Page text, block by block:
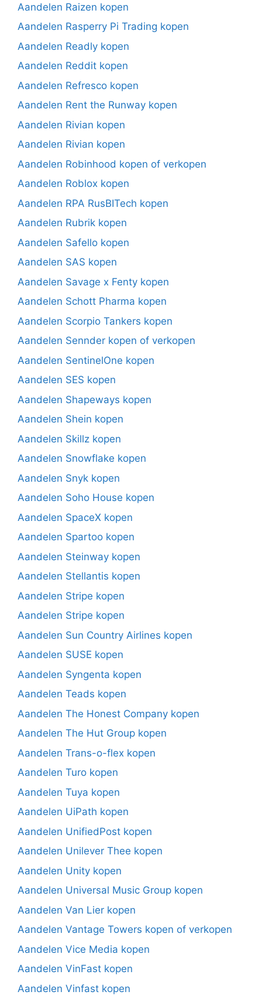
Aandelen Raizen kopen
Aandelen Rasperry Pi Trading kopen
Aandelen Readly kopen
Aandelen Reddit kopen
Aandelen Refresco kopen
Aandelen Rent the Runway kopen
Aandelen Rivian kopen
Aandelen Rivian kopen
Aandelen Robinhood kopen of verkopen
Aandelen Roblox kopen
Aandelen RPA RusBITech kopen
Aandelen Rubrik kopen
Aandelen Safello kopen
Aandelen SAS kopen
Aandelen Savage x Fenty kopen
Aandelen Schott Pharma kopen
Aandelen Scorpio Tankers kopen
Aandelen Sennder kopen of verkopen
Aandelen SentinelOne kopen
Aandelen SES kopen
Aandelen Shapeways kopen
Aandelen Shein kopen
Aandelen Skillz kopen
Aandelen Snowflake kopen
Aandelen Snyk kopen
Aandelen Soho House kopen
Aandelen SpaceX kopen
Aandelen Spartoo kopen
Aandelen Steinway kopen
Aandelen Stellantis kopen
Aandelen Stripe kopen
Aandelen Stripe kopen
Aandelen Sun Country Airlines kopen
Aandelen SUSE kopen
Aandelen Syngenta kopen
Aandelen Teads kopen
Aandelen The Honest Company kopen
Aandelen The Hut Group kopen
Aandelen Trans-o-flex kopen
Aandelen Turo kopen
Aandelen Tuya kopen
Aandelen UiPath kopen
Aandelen UnifiedPost kopen
Aandelen Unilever Thee kopen
Aandelen Unity kopen
Aandelen Universal Music Group kopen
Aandelen Van Lier kopen
Aandelen Vantage Towers kopen of verkopen
Aandelen Vice Media kopen
Aandelen VinFast kopen
Aandelen Vinfast kopen